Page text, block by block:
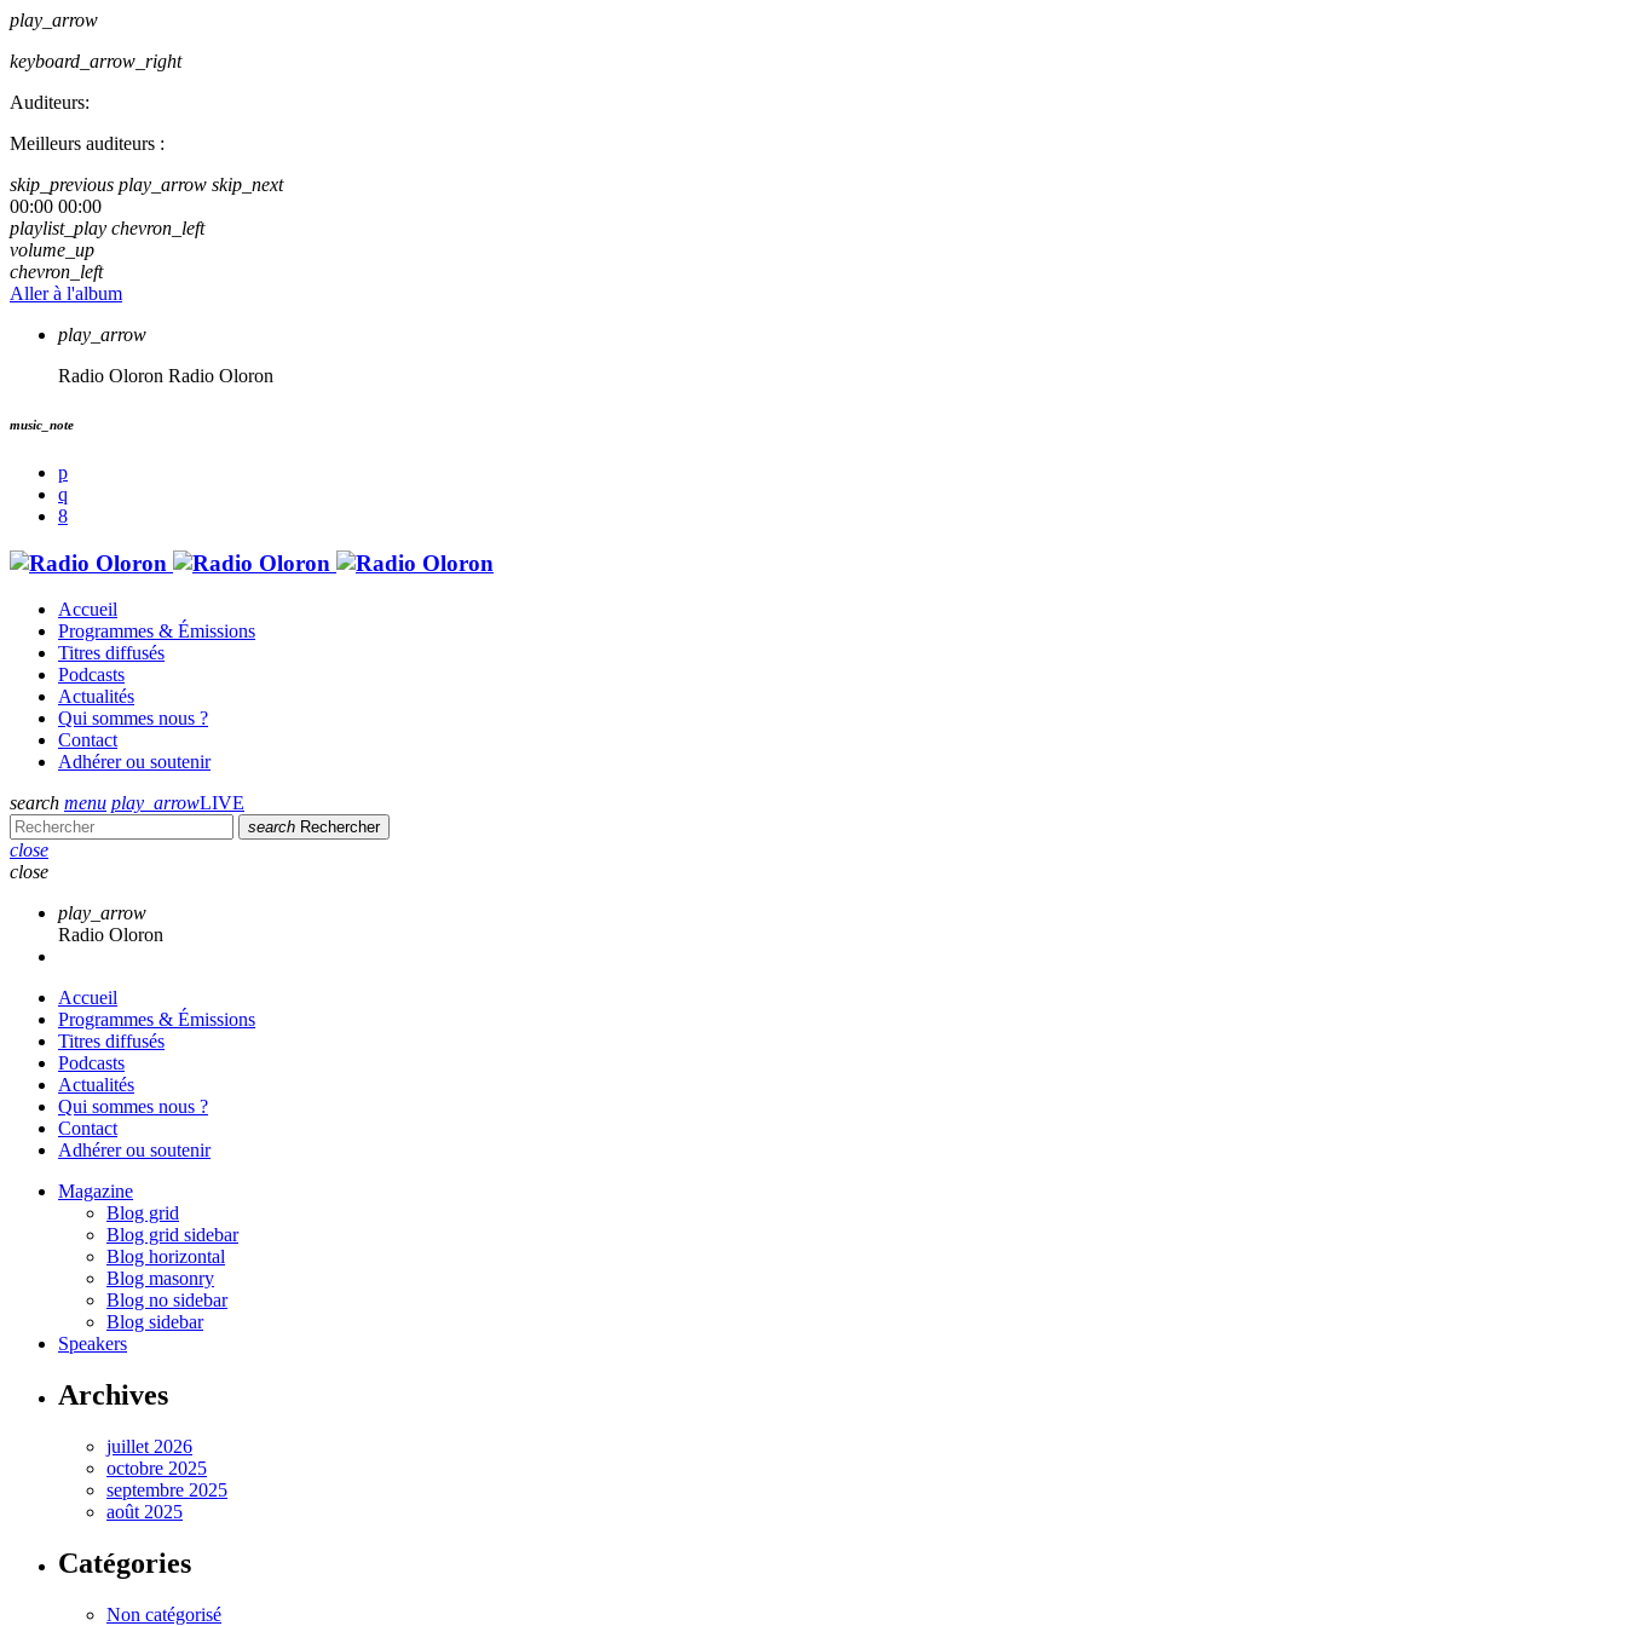
play_arrow
keyboard_arrow_right
Auditeurs:
Meilleurs auditeurs :
skip_previous play_arrow skip_next
00:00 00:00
playlist_play chevron_left
volume_up
chevron_left
Aller à l'album
play_arrow
Radio Oloron Radio Oloron
music_note
Accueil
Programmes & Émissions
Titres diffusés
Podcasts
Actualités
Qui sommes nous ?
Contact
Adhérer ou soutenir
search menu play_arrowLIVE
search Rechercher
close
close
play_arrow
Radio Oloron
Accueil
Programmes & Émissions
Titres diffusés
Podcasts
Actualités
Qui sommes nous ?
Contact
Adhérer ou soutenir
Magazine
Blog grid
Blog grid sidebar
Blog horizontal
Blog masonry
Blog no sidebar
Blog sidebar
Speakers
Archives
juillet 2026
octobre 2025
septembre 2025
août 2025
Catégories
Non catégorisé